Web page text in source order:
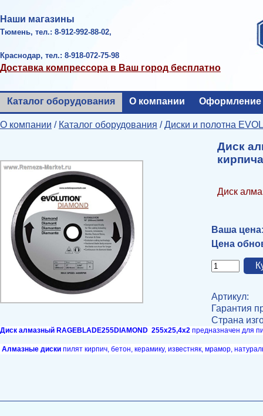
Наши магазины
Тюмень, тел.: 8-912-992-88-02,
Краснодар, тел.: 8-918-072-75-98
Доставка компрессора в Ваш город бесплатно
Каталог оборудования О компании Оформление
О компании / Каталог оборудования /Диски и полотна
Диск
Диск
Ваша
Цена
Артикул:
Гарантия
Страна
Диск алмазный RAGEBLADE255DIAMOND 255х25,4х2 предназначен для
Алмазные диски пилят кирпич, бетон, керамику, известняк, мрамор,